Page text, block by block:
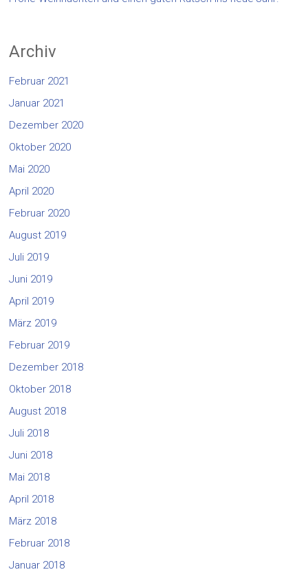
Archiv
Februar 2021
Januar 2021
Dezember 2020
Oktober 2020
Mai 2020
April 2020
Februar 2020
August 2019
Juli 2019
Juni 2019
April 2019
März 2019
Februar 2019
Dezember 2018
Oktober 2018
August 2018
Juli 2018
Juni 2018
Mai 2018
April 2018
März 2018
Februar 2018
Januar 2018